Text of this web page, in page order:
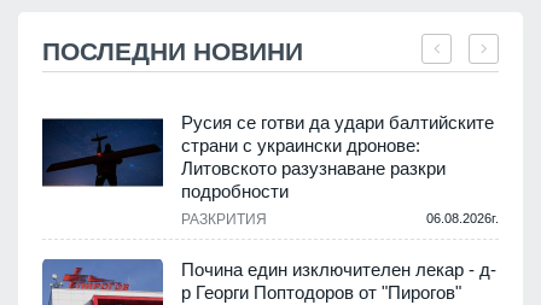
ПОСЛЕДНИ НОВИНИ
Русия се готви да удари балтийските
страни с украински дронове:
Литовското разузнаване разкри
подробности
РАЗКРИТИЯ 06.08.2026г.
Почина един изключителен лекар - д-
р Георги Поптодоров от "Пирогов"